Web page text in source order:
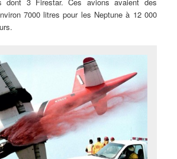
7000 litres pour les Neptune à 12 000